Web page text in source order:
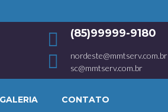
(85)99999-9180
nordeste@mmtserv.com.br
sc@mmtserv.com.br
GALERIA CONTATO